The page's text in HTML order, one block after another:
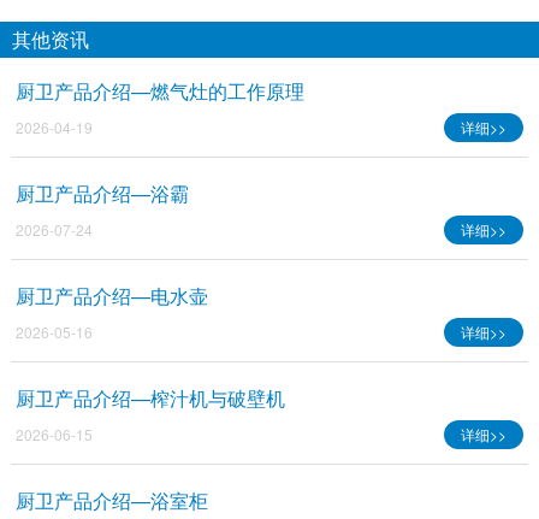
其他资讯
厨卫产品介绍—燃气灶的工作原理
2026-04-19 详细>>
厨卫产品介绍—浴霸
2026-07-24 详细>>
厨卫产品介绍—电水壶
2026-05-16 详细>>
厨卫产品介绍—榨汁机与破壁机
2026-06-15 详细>>
厨卫产品介绍—浴室柜